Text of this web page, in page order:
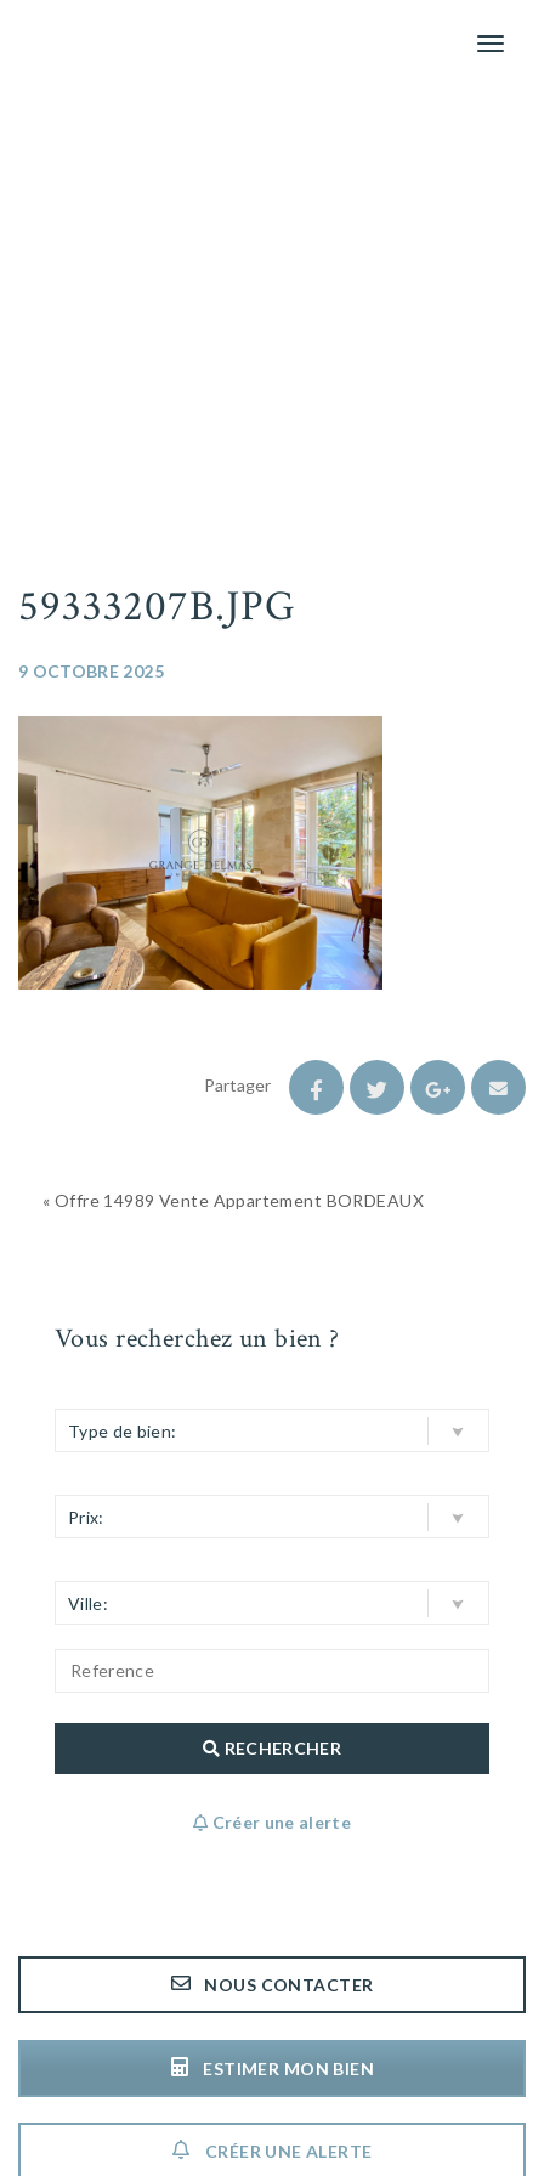
Toggle
59333207B.JPG
9 OCTOBRE 2025
Partager
« Offre 14989 Vente Appartement BORDEAUX
Vous recherchez un bien ?
Type de bien:
Prix:
Ville:
RECHERCHER
Créer une alerte
NOUS CONTACTER
ESTIMER MON BIEN
CRÉER UNE ALERTE